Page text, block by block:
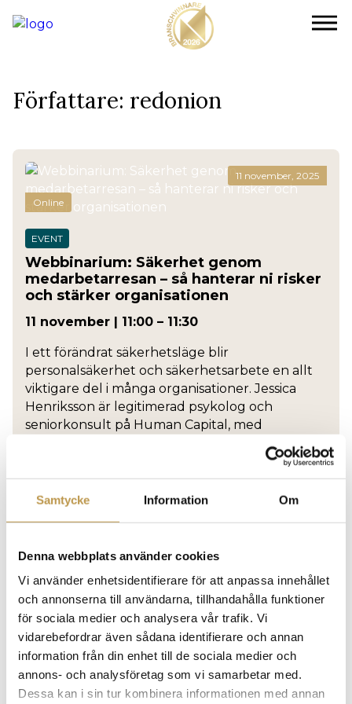
Samtycke Information Om
Denna webbplats använder cookies
Vi använder enhetsidentifierare för att anpassa innehållet
och annonserna till användarna, tillhandahålla funktioner
för sociala medier och analysera vår trafik. Vi
vidarebefordrar även sådana identifierare och annan
information från din enhet till de sociala medier och
annons- och analysföretag som vi samarbetar med.
Dessa kan i sin tur kombinera informationen med annan
till
Författare: redonion
11 november, 2025
Online
EVENT
Webbinarium: Säkerhet genom
medarbetarresan – så hanterar ni risker
och stärker organisationen
11 november | 11:00 – 11:30
I ett förändrat säkerhetsläge blir
personalsäkerhet och säkerhetsarbete en allt
viktigare del i många organisationer. Jessica
Henriksson är legitimerad psykolog och
seniorkonsult på Human Capital, med
erfarenhet från urval, personbedömning och
HR-frågor på flera olika myndigheter inom
totalförsvaret.
I detta kostnadsfria webbinarium får du ta del
av hennes insikter kopplat till
Anmäl dig här!
Läs mer